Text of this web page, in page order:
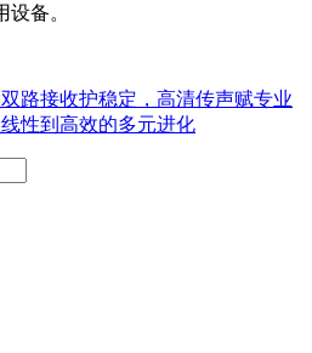
备。
路接收护稳定，高清传声赋专业
性到高效的多元进化